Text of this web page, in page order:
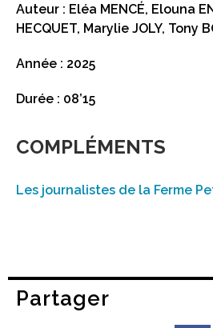
Auteur : Eléa MENCÉ, Elouna
HECQUET, Marylie JOLY, Tony
Année : 2025
Durée : 08’15
COMPLÉMENTS
Les journalistes de la Ferme
Partager